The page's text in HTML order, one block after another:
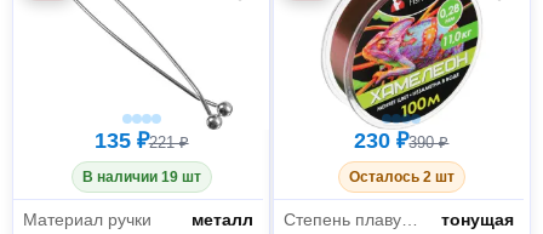
135 ₽221 ₽
В наличии 19 шт
Материал ручки
металл
230 ₽390 ₽
Осталось 2 шт
Степень плавучести
тонущая